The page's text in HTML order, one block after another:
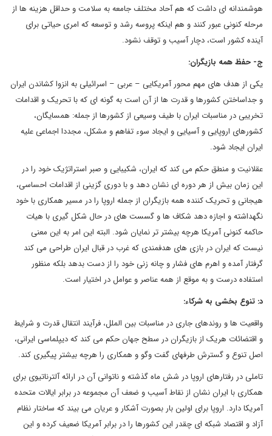
هوشمندانه ای داشت که هم آحاد مختلف جامعه به سلامت و حداقل هزینه ها از
مرحله کنونی عبور کنند و هم اینکه پروسه رشد و توسعه که امری حیاتی برای
آینده کشور است، دچار آسیب و توقف نشود.
ج- حفظ همه بازیگران:
یکی از هدف های مهم محور آمریکایی – عربی – اسرائیلی به انزوا کشاندن ایران
و جداساختن کشورها و قدرت ها از آن است به گونه ای که با تحریک و اقدامات
تخریبی در مناسبات ایران با طیف وسیعی از کشورها از جمله: همسایگان،
کشورهای اروپایی و آسیایی و ایجاد سوء تفاهم و مشکل، مجددا اجماعی علیه
ایران ایجاد شود.
عقلانیت و منطق حکم می کند که ایران، شکیبایی و صبر استراتژیک خود را در
این زمان بیش از هر دوره ای نشان دهد و با دوری گزینی از اقدامات احساسی،
هیجانی و تحریک کننده همه بازیگران از جمله اروپا را در مسیر همکاری با خود
نگهداشته و اجازه دهد شکاف ها و گسست های در حال شکل گیری با هیات
حاکمه کنونی آمریکا هرچه بیشتر تر نمایان شود. البته این امر به این معنی
نیست که ایران در بازی های هدفمندی که غرب در قبال ایران طراحی می کند
گرفتار آمده و اهرم های فشار و چانه زنی خود را از دست بدهد بلکه منظور
استفاده درست و به موقع از همه عناصر و عوامل در اختیار است.
د: تنوع بخشی به شرکاء:
واقعیت ها و روندهای جاری در مناسبات بین الملل، فرآیند انتقال قدرت و شرایط
و اقتضائات هریک از بازیگران در سطح جهان حکم می کند که دیپلماسی ایرانی،
اصل تنوع و گسترش طرفهای گفت وگو و همکاری را هرچه بیشتر پیگیری کند.
تاملی در رفتارهای اروپا در شش ماه گذشته و ناتوانی آن در ارائه آلترناتیوی برای
همکاری با ایران نشان از نقاط آسیب و ضعف آن مجموعه در برابر ایالات متحده
آمریکا دارد. اروپا برای اولین بار بصورت آشکار و عریان می بیند که ساختار نظام
آزاد و اقتصاد شبکه ای چقدر این کشورها را در برابر آمریکا ضعیف کرده و این